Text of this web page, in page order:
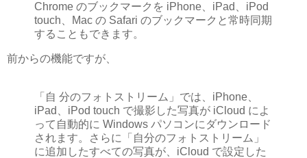
Chrome のブックマークを iPhone、iPad、iPod
touch、Mac の Safari のブックマークと常時同期
することもできます。
前からの機能ですが、
「自 分のフォトストリーム」では、iPhone、
iPad、iPod touch で撮影した写真が iCloud によ
って自動的に Windows パソコンにダウンロード
されます。さらに「自分のフォトストリーム」
に追加したすべての写真が、iCloud で設定した